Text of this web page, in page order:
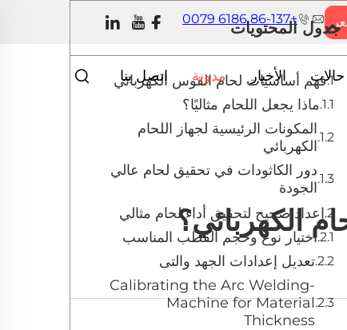
+86-137 6186 0079
حالات الأخبار مدونة اتصل بنا
الكهربائي؟
جدول المحتويات
فهم أساسيات لحام القوس الكهربائي
ماذا يجعل اللحام مثاليًا؟
المكونات الرئيسية لجهاز اللحام
الكهربائي
دور الكاثودات في تحقيق لحام عالي
الجودة
إعداد صحيح لتحقيق أداء لحام مثالي
اختيار نوع وحجم القطب المناسب
تعديل إعدادات الجهد والتى
-Calibrating the Arc Welding
Machine for Material
Thickness